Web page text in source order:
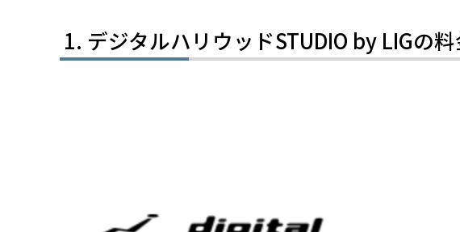
デジタルハリウッドSTUDIO by LIGの